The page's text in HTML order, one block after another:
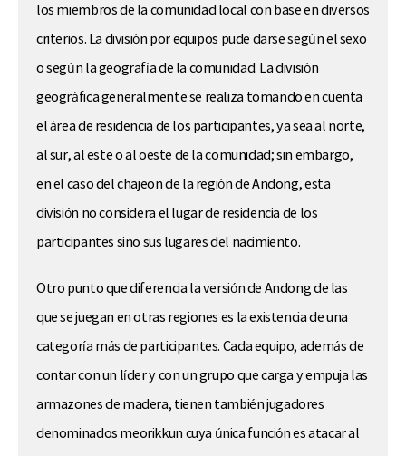
los miembros de la comunidad local con base en diversos
criterios. La división por equipos pude darse según el sexo
o según la geografía de la comunidad. La división
geográfica generalmente se realiza tomando en cuenta
el área de residencia de los participantes, ya sea al norte,
al sur, al este o al oeste de la comunidad; sin embargo,
en el caso del chajeon de la región de Andong, esta
división no considera el lugar de residencia de los
participantes sino sus lugares del nacimiento.
Otro punto que diferencia la versión de Andong de las
que se juegan en otras regiones es la existencia de una
categoría más de participantes. Cada equipo, además de
contar con un líder y con un grupo que carga y empuja las
armazones de madera, tienen también jugadores
denominados meorikkun cuya única función es atacar al